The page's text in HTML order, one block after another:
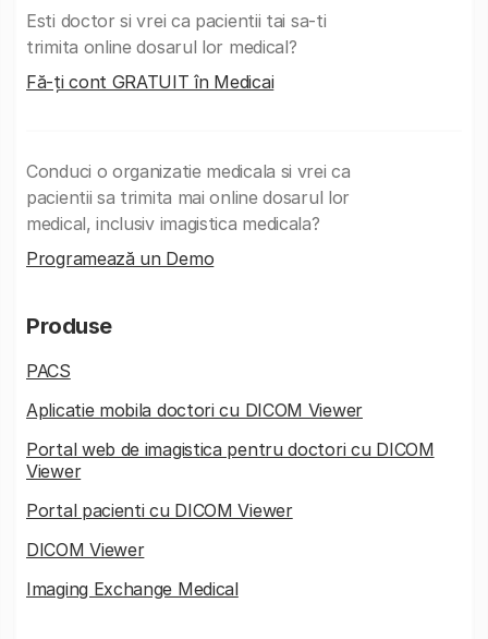
Esti doctor si vrei ca pacientii tai sa-ti
trimita online dosarul lor medical?
Fă-ți cont GRATUIT în Medicai
Conduci o organizatie medicala si vrei ca
pacientii sa trimita mai online dosarul lor
medical, inclusiv imagistica medicala?
Programează un Demo
Produse
PACS
Aplicatie mobila doctori cu DICOM Viewer
Portal web de imagistica pentru doctori cu DICOM
Viewer
Portal pacienti cu DICOM Viewer
DICOM Viewer
Imaging Exchange Medical